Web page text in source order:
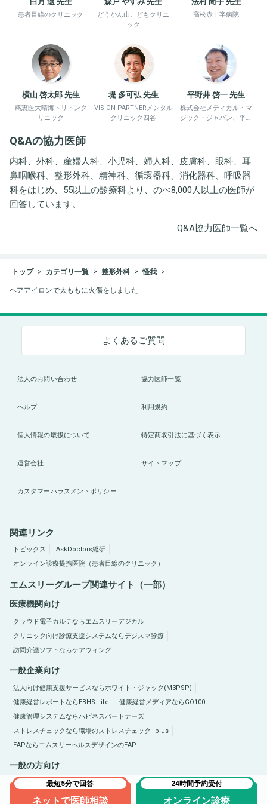
患者目線のクリニック
どうかん山こどもクリニ
ック
高松赤十字病院
横山 啓太郎 先生
慈恵医大晴海トリトンク
リニック
堤 多可弘 先生
VISION PARTNERメンタル
クリニック四谷
平野井 啓一 先生
株式会社メディカル・マ
ジック・ジャパン、平野
Q&Aの協力医師
内科、外科、産婦人科、小児科、婦人科、皮膚科、眼科、耳
鼻咽喉科、整形外科、精神科、循環器科、消化器科、呼吸器
科をはじめ、55以上の診療科より、のべ8,000人以上の医師が
回答しています。
Q&A協力医師一覧へ
トップ カテゴリ一覧 整形外科 怪我
ヘアアイロンで太ももに火傷をしました
最短5分で回答
ネットで医師相談
24時間予約受付
オンライン診療
よくあるご質問
法人のお問い合わせ 協力医師一覧
ヘルプ 利用規約
個人情報の取扱について 特定商取引法に基づく表示
運営会社 サイトマップ
カスタマーハラスメントポリシー
関連リンク
トピックス
AskDoctors総研
オンライン診療提携医院（患者目線のクリニック）
エムスリーグループ関連サイト（一部）
医療機関向け
クラウド電子カルテならエムスリーデジカル
クリニック向け診療支援システムならデジスマ診療
訪問介護ソフトならケアウィング
一般企業向け
法人向け健康支援サービスならホワイト・ジャック(M3PSP)
健康経営レポートならEBHS Life
健康経営メディアならGO100
健康管理システムならハピネスパートナーズ
ストレスチェックなら職場のストレスチェック+plus
EAPならエムスリーヘルスデザインのEAP
一般の方向け
医療総合サイトQLife（キューライフ） 肥満症総合サイトならひまんラボ